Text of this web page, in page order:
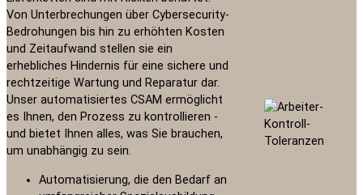
Von Unterbrechungen über Cybersecurity-
Bedrohungen bis hin zu erhöhten Kosten
und Zeitaufwand stellen sie ein
erhebliches Hindernis für eine sichere und
rechtzeitige Wartung und Reparatur dar.
Unser automatisiertes CSAM ermöglicht
es Ihnen, den Prozess zu kontrollieren -
und bietet Ihnen alles, was Sie brauchen,
um unabhängig zu sein.
Automatisierung, die den Bedarf an